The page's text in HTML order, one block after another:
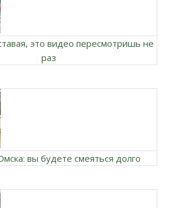
это видео пересмотришь не
раз
вы будете смеяться долго